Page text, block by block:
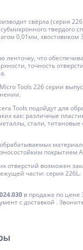
свёрла (серия
твердого
0,01мм, хвостовиком
что
точность
Tools 226 серии
Tools подойдут для
как: различные
стали, титановые
покрытием
отверстий возможен
части: серия 226L.
в продаже по цене
с доставкой .